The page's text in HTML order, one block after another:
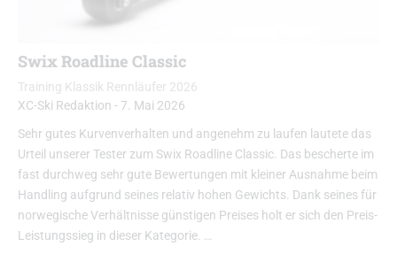
Swix Roadline Classic
Training Klassik Rennläufer 2026
XC-Ski Redaktion - 7. Mai 2026
Sehr gutes Kurvenverhalten und angenehm zu laufen lautete das
Urteil unserer Tester zum Swix Roadline Classic. Das bescherte im
fast durchweg sehr gute Bewertungen mit kleiner Ausnahme beim
Handling aufgrund seines relativ hohen Gewichts. Dank seines für
norwegische Verhältnisse günstigen Preises holt er sich den Preis-
Leistungssieg in dieser Kategorie. …